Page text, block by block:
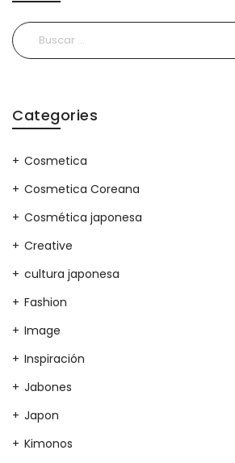
Buscar:
Categories
Cosmetica
Cosmetica Coreana
Cosmética japonesa
Creative
cultura japonesa
Fashion
Image
Inspiración
Jabones
Japon
Kimonos